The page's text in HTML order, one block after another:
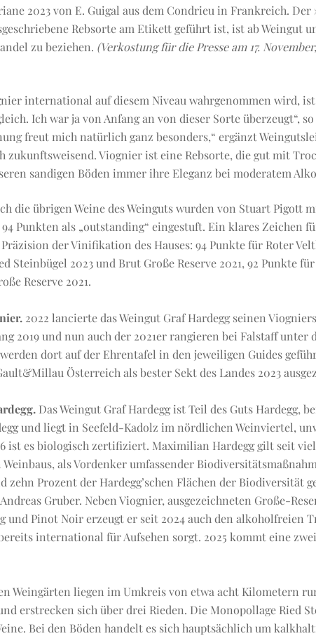
2023 von E. Guigal aus dem Condrieu in Frankreich. Der
Rebsorte am Etikett geführt ist, ist ab Weingut
zu beziehen. (Verkostung für die Presse am 17.
international auf diesem Niveau wahrgenommen wird,
Ich war ja von Anfang an von dieser Sorte überzeugt“,
freut mich natürlich ganz besonders,“ ergänzt
zukunftsweisend. Viognier ist eine Rebsorte, die gut mit
sandigen Böden immer ihre Eleganz bei moderatem
die übrigen Weine des Weinguts wurden von Stuart Pigott
Punkten als „outstanding“ eingestuft. Ein klares Zeichen
der Vinifikation des Hauses: 94 Punkte für Roter
Steinbügel 2023 und Brut Große Reserve 2021, 92 Punkte
Reserve 2021.
2022 lancierte das Weingut Graf Hardegg seinen
2019 und nun auch der 2021er rangieren bei Falstaff unter
dort auf der Ehrentafel in den jeweiligen Guides
Österreich als bester Sekt des Landes 2023
Das Weingut Graf Hardegg ist Teil des Guts Hardegg,
und liegt in Seefeld-Kadolz im nördlichen Weinviertel,
ist es biologisch zertifiziert. Maximilian Hardegg gilt seit
als Vordenker umfassender
zehn Prozent der Hardegg’schen Flächen der Biodiversität
Gruber. Neben Viognier, ausgezeichneten Große-
und Pinot Noir erzeugt er seit 2024 auch den alkoholfreien
international für Aufsehen sorgt. 2025 kommt eine
Weingärten liegen im Umkreis von etwa acht Kilometern
erstrecken sich über drei Rieden. Die Monopollage Ried
Bei den Böden handelt es sich hauptsächlich um